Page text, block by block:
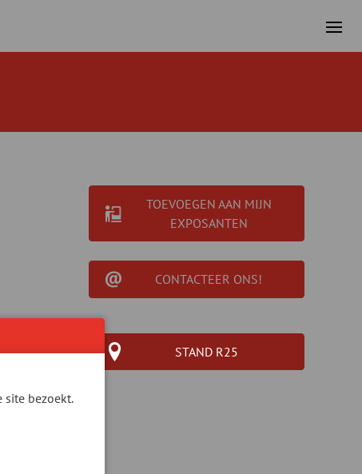
TOEVOEGEN AAN MIJN
EXPOSANTEN
CONTACTEER ONS!
STAND R25
site bezoekt.